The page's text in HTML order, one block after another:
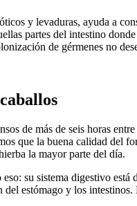
y levaduras, ayuda a
partes del intestino
de gérmenes no
de más de seis horas
que la buena calidad del
la mayor parte del día.
su sistema digestivo
estómago y los